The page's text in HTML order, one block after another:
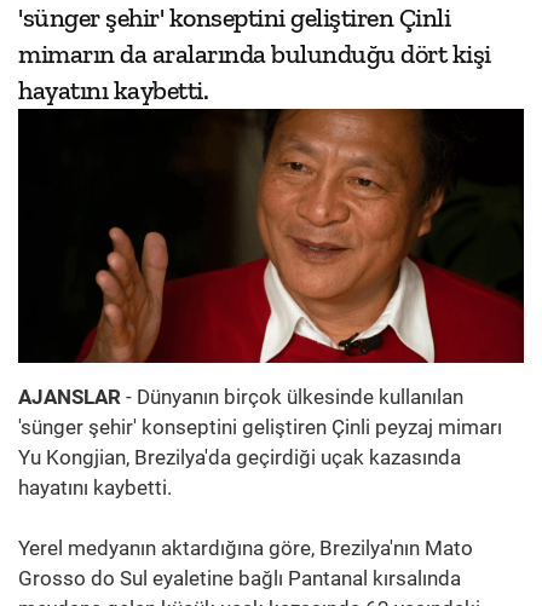
'sünger şehir' konseptini geliştiren Çinli
mimarın da aralarında bulunduğu dört kişi
hayatını kaybetti.
AJANSLAR - Dünyanın birçok ülkesinde kullanılan
'sünger şehir' konseptini geliştiren Çinli peyzaj mimarı
Yu Kongjian, Brezilya'da geçirdiği uçak kazasında
hayatını kaybetti.
Yerel medyanın aktardığına göre, Brezilya'nın Mato
Grosso do Sul eyaletine bağlı Pantanal kırsalında